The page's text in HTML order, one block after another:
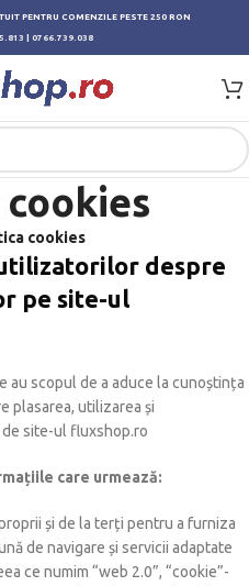
PENTRU COMENZILE PESTE 250 RON
0766.739.038
cookies
despre
pe site-ul
scopul de a aduce la cunoștința
plasarea, utilizarea și
site-ul fluxshop.ro
care urmează:
și de la terți pentru a furniza
de navigare și servicii adaptate
ce numim “web 2.0”, “cookie”-